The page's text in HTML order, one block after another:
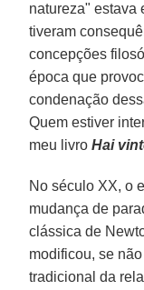
natureza" estava
tiveram
concepções
época que
condenação
Quem estiver
meu livroHai
No século XX, o
mudança de
clássica de
modificou, se
tradicional da